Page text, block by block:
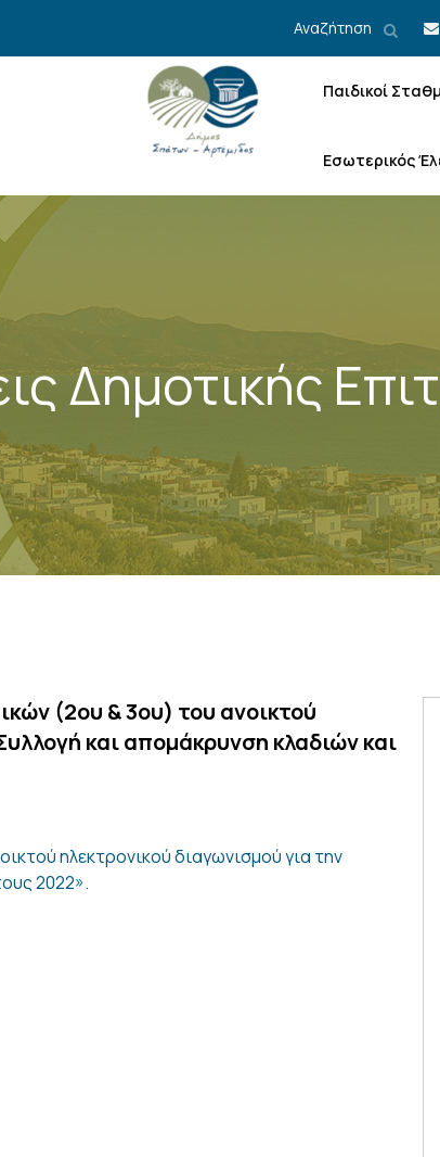
Αναζήτηση
Παιδικοί
Εσωτερικός
Δημοτικής
(2ου & 3ου) του ανοικτού
και απομάκρυνση κλαδιών και
ηλεκτρονικού διαγωνισμού για την
2022».